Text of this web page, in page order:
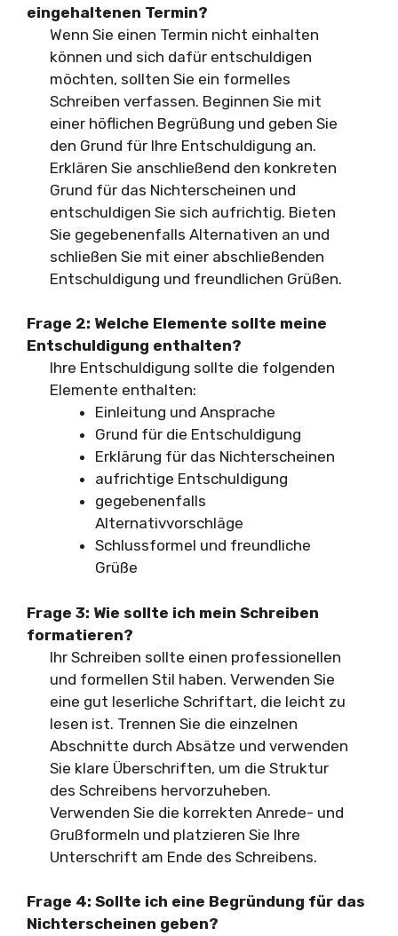
eingehaltenen Termin?
Wenn Sie einen Termin nicht einhalten
können und sich dafür entschuldigen
möchten, sollten Sie ein formelles
Schreiben verfassen. Beginnen Sie mit
einer höflichen Begrüßung und geben Sie
den Grund für Ihre Entschuldigung an.
Erklären Sie anschließend den konkreten
Grund für das Nichterscheinen und
entschuldigen Sie sich aufrichtig. Bieten
Sie gegebenenfalls Alternativen an und
schließen Sie mit einer abschließenden
Entschuldigung und freundlichen Grüßen.
Frage 2: Welche Elemente sollte meine
Entschuldigung enthalten?
Ihre Entschuldigung sollte die folgenden
Elemente enthalten:
Einleitung und Ansprache
Grund für die Entschuldigung
Erklärung für das Nichterscheinen
aufrichtige Entschuldigung
gegebenenfalls
Alternativvorschläge
Schlussformel und freundliche
Grüße
Frage 3: Wie sollte ich mein Schreiben
formatieren?
Ihr Schreiben sollte einen professionellen
und formellen Stil haben. Verwenden Sie
eine gut leserliche Schriftart, die leicht zu
lesen ist. Trennen Sie die einzelnen
Abschnitte durch Absätze und verwenden
Sie klare Überschriften, um die Struktur
des Schreibens hervorzuheben.
Verwenden Sie die korrekten Anrede- und
Grußformeln und platzieren Sie Ihre
Unterschrift am Ende des Schreibens.
Frage 4: Sollte ich eine Begründung für das
Nichterscheinen geben?